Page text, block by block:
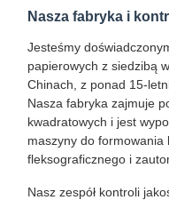
Nasza fabryka i
Jesteśmy
papierowych z siedzibą
Chinach, z ponad 15-
Nasza fabryka zajmuje
kwadratowych i jest
maszyny do
fleksograficznego i
Nasz zespół kontroli